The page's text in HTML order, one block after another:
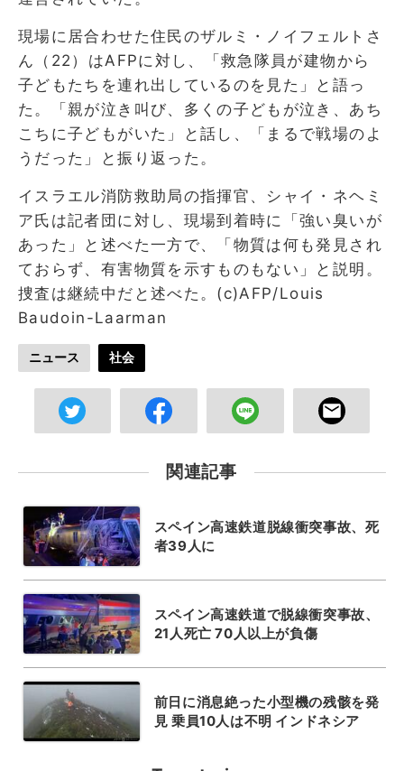
現場に居合わせた住民のザルミ・ノイフェルトさ
ん（22）はAFPに対し、「救急隊員が建物から
子どもたちを連れ出しているのを見た」と語っ
た。「親が泣き叫び、多くの子どもが泣き、あち
こちに子どもがいた」と話し、「まるで戦場のよ
うだった」と振り返った。
イスラエル消防救助局の指揮官、シャイ・ネヘミ
ア氏は記者団に対し、現場到着時に「強い臭いが
あった」と述べた一方で、「物質は何も発見され
ておらず、有害物質を示すものもない」と説明。
捜査は継続中だと述べた。(c)AFP/Louis
Baudoin-Laarman
ニュース 社会
関連記事
スペイン高速鉄道脱線衝突事故、死
者39人に
スペイン高速鉄道で脱線衝突事故、
21人死亡 70人以上が負傷
前日に消息絶った小型機の残骸を発
見 乗員10人は不明 インドネシア